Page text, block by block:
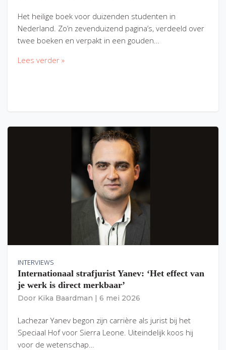
Het heilige boek voor duizenden studenten in
Nederland. Zo’n zevenduizend pagina’s, verdeeld over
twee boeken en verpakt in een gouden…
Lees verder »
INTERVIEWS
Internationaal strafjurist Yanev: ‘Het effect van
je werk is direct merkbaar’
Door Kika Baardman 6 mei 2026
Lachezar Yanev begon zijn carrière als jurist bij het
Speciaal Hof voor Sierra Leone. Uiteindelijk koos hij
voor de wetenschap…